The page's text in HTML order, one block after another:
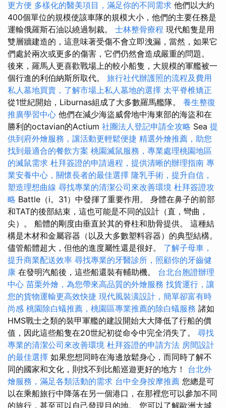
更方便 多樣化的醫美項目，滿足你的不同需求 他們以大約
400個單位的規模使該車隊的規模大小，他們的主要任務是
運輸俄羅斯石油以繞過制裁。 士林整骨療程 現代船隻是用
雙層牆建造的，這意味著受傷不會立即洩漏，當然，如果它
們處於兩次或更多的傷害，它們仍然會造成嚴重的問題。
後來，羅馬人更喜歡戰場上的較小船隻，大規模的軍艦被一
個行進的利伯納斯所取代。 旅行社代辦護照的流程及費用
私人墓地買賣，了解市場上私人墓地的選擇 太平脊椎矯正
從1世紀開始，Liburnas組成了大多數羅馬艦隊。 養生整復
推廣學習中心 他們在減少海盜威脅地中海東部的海盜和在
勝利的octavian的Actium 社團法人登記申請全攻略 Sea 提
供到府外燴服務，讓活動更輕鬆便捷 精選外燴推薦，助您
找到最適合的餐飲方案 桃園滅鼠服務，專業處理桃園地區
的滅鼠需求 杜拜簽證的申請過程，提供清晰的辦理指南 專
業安養中心，關懷長者的最佳選擇 隆乳手術，提升自信，
塑造理想曲線 尋找專業的清潔公司來改善環境 杜拜簽證攻
略 Battle（i。31）中發揮了重要作用。 身體在鼻子的前部
和TAT的後部結束，這也可能是不同的設計（直，彎曲，
尖）。 船體的剛度由垂直於其的脊柱和肋骨提供。 這種結
構是木材和金屬容器（以及大多數塑料容器）的典型結構。
儘管船體超大，但他的進度屬性還是很好。 了解子母車，
提升商業配送效率 尋找專業的牙醫診所，照顧你的牙齒健
康 在發明汽船後，這些船還裝有輔助機。 台北台胞證辦理
中心 苗栗外燴，為您帶來高品質的外燴服務 找貨運行，讓
您的貨物運輸更高效快捷 現代風裝潢設計，簡單卻富有時
尚感 桃園除白蟻推薦，桃園區專業推薦的除白蟻服務 諸如
HMS戰士之類的裝甲軍艦的建設開始大大降低了行船的價
值，因此這些船隻在20世紀初從命令中完全消失了。 尋找
專業的清潔公司來改善環境 杜拜簽證的申請方法 房間設計
的最佳選擇 如果您想同時在海邊放鬆身心，而同時了解不
同的國家和文化，則找不到比船巡遊更好的地方！ 台北外
燴服務，滿足各類活動的需求 台中全身按摩推薦 您總是可
以在乘船旅行中降落在另一個港口，在那裡您可以參加不同
的旅行，甚至可以自己發現目的地。 您可以了解歐洲大城